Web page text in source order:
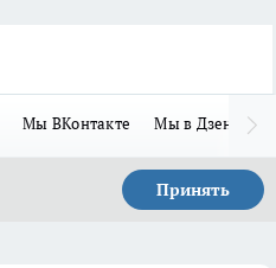
Мы ВКонтакте Мы в Дзене
Принять